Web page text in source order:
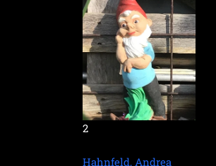
2
Hahnfeld, Andrea